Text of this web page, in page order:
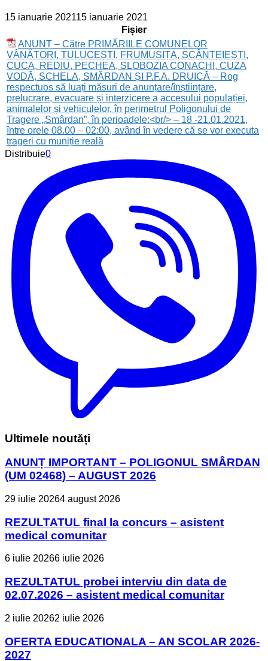
15 ianuarie 202115 ianuarie 2021
Fișier
ANUNȚ – Către PRIMĂRIILE COMUNELOR
VÂNĂTORI, TULUCEȘTI, FRUMUȘIȚA, SCÂNTEIEȘTI,
CUCA, REDIU, PECHEA, SLOBOZIA CONACHI, CUZA
VODĂ, SCHELA, SMÂRDAN ȘI P.F.A. DRUICĂ – Rog
respectuos să luați măsuri de anunțare/înștiințare,
prelucrare, evacuare și interzicere a accesului populației,
animalelor și vehiculelor, în perimetrul Poligonului de
Tragere „Smârdan”, în perioadele:<br/> – 18 -21.01.2021,
între orele 08.00 – 02:00, având în vedere că se vor executa
trageri cu muniție reală
Distribuie0
Ultimele noutăți
ANUNȚ IMPORTANT – POLIGONUL SMÂRDAN
(UM 02468) – AUGUST 2026
29 iulie 20264 august 2026
REZULTATUL final la concurs – asistent
medical comunitar
6 iulie 20266 iulie 2026
REZULTATUL probei interviu din data de
02.07.2026 – asistent medical comunitar
2 iulie 20262 iulie 2026
OFERTA EDUCATIONALA – AN SCOLAR 2026-
2027